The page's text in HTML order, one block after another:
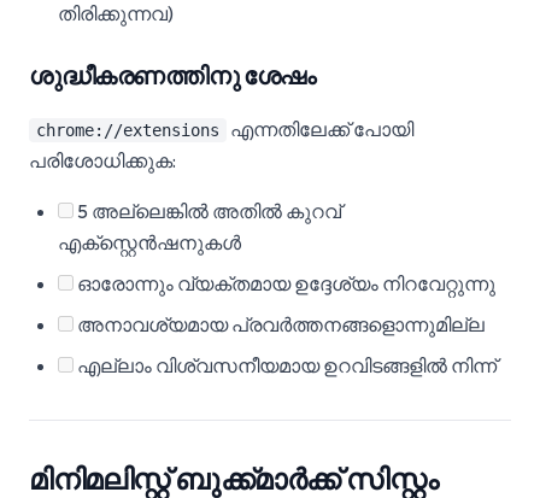
തിരിക്കുന്നവ)
ശുദ്ധീകരണത്തിനു ശേഷം
chrome://extensions
എന്നതിലേക്ക് പോയി
പരിശോധിക്കുക:
5 അല്ലെങ്കിൽ അതിൽ കുറവ്
എക്സ്റ്റെൻഷനുകൾ
ഓരോന്നും വ്യക്തമായ ഉദ്ദേശ്യം നിറവേറ്റുന്നു
അനാവശ്യമായ പ്രവർത്തനങ്ങളൊന്നുമില്ല
എല്ലാം വിശ്വസനീയമായ ഉറവിടങ്ങളിൽ നിന്ന്
മിനിമലിസ്റ്റ് ബുക്ക്മാർക്ക് സിസ്റ്റം